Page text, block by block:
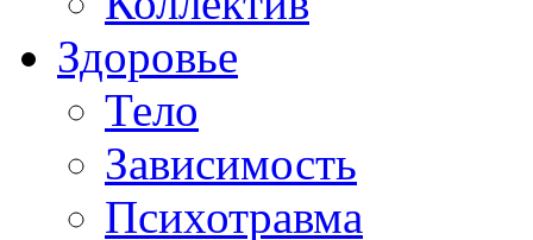
Здоровье
Тело
Зависимость
Психотравма